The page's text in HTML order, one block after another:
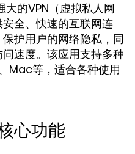
的VPN（虚拟私人网
全、快速的互联网连
护用户的网络隐私，同
速度。该应用支持多种
Mac等，适合各种使用
心功能